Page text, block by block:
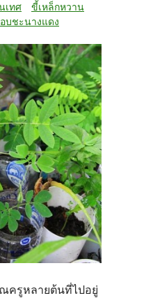
เทศ
ขี้เหล็กหวาน
บชะนางแดง
ครูหลายต้นที่ไปอยู่